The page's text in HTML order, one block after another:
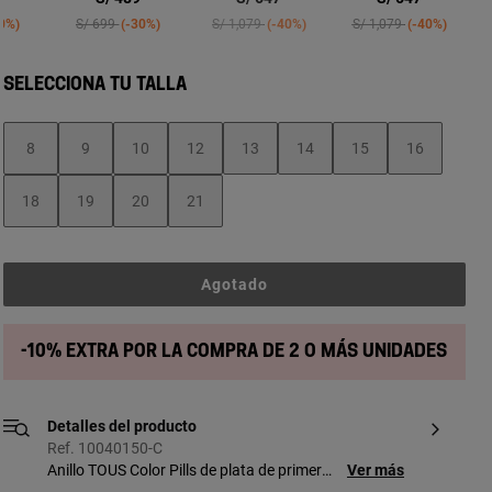
from Price reduced from
S/ 699to-30% Price reduced from
S/ 1,079to-40% Price reduced from
S/ 1,079to-40%
SELECCIONA TU TALLA
8 9 10 12 13 14 15 16
18 19 20 21
Agotado
-10% extra por la compra de 2 o más unidades
Detalles del producto
Ref. 10040150-C
Anillo TOUS Color Pills de plata de primera
Ver más